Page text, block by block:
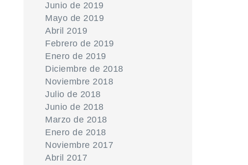
Junio de 2019
Mayo de 2019
Abril 2019
Febrero de 2019
Enero de 2019
Diciembre de 2018
Noviembre 2018
Julio de 2018
Junio de 2018
Marzo de 2018
Enero de 2018
Noviembre 2017
Abril 2017